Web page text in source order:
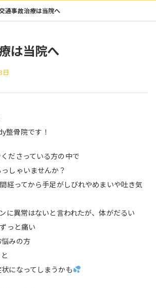
通事故治療は当院へ
は当院へ
日
整骨院です！
ださっている方の中で
しゃいませんか？
経ってから手足がしびれやめまいや吐き気
に異常はないと言われたが、体がだるい
っと痛い
みの方
になってしまうかも